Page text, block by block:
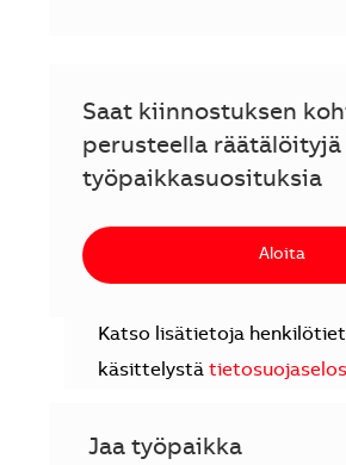
Saat kiinnostuksen
perusteella räätälöityjä
työpaikkasuosituksia
Aloita
Katso lisätietoja
käsittelystä
Jaa työpaikka